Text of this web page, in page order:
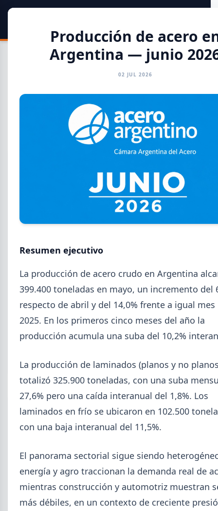
Toda la Información
INFORMES CAMARAS REFERENTES
GENERAL 2026-08-07
Cheques rechazados en alza: la
cadena de pagos metalúrgica
muestra signos de estrés
Junio fue el tercer peor mes en cheques rechazados
en casi seis años. El caso Metalfor expone la tensión
Producción de acero
Argentina — junio
02 JUL 2026
Resumen ejecutivo
La producción de acero crudo en Argentina
399.400 toneladas en mayo, un incremento del
respecto de abril y del 14,0% frente a igual mes
2025. En los primeros cinco meses del año la
producción acumula una suba del 10,2%
La producción de laminados (planos y no
totalizó 325.900 toneladas, con una suba
27,6% pero una caída interanual del 1,8%. Los
laminados en frío se ubicaron en 102.500
con una baja interanual del 11,5%.
El panorama sectorial sigue siendo
energía y agro traccionan la demanda real de
mientras construcción y automotriz muestran
más débiles, en un contexto de creciente